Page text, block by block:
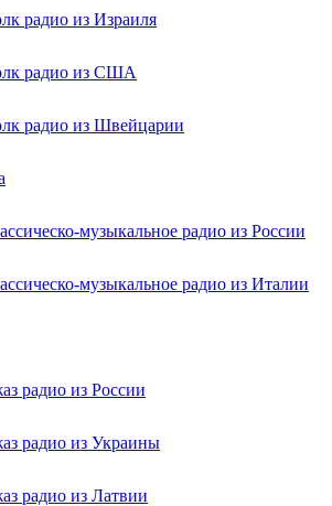
радио из Израиля
радио из США
радио из Швейцарии
музыкальное радио из России
музыкальное радио из Италии
радио из России
радио из Украины
радио из Латвии